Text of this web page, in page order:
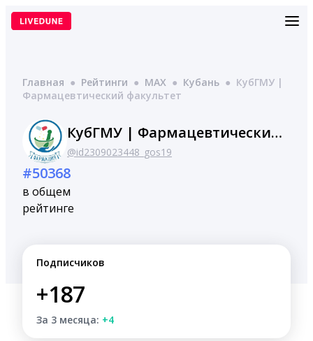
Перейти
Главная ● Рейтинги ● MAX ● Кубань ● КубГМУ |
Фармацевтический факультет
КубГМУ | Фармацевтический факультет
@id2309023448_gos19
#50368
в общем
рейтинге
Подписчиков
+187
За 3 месяца: +4